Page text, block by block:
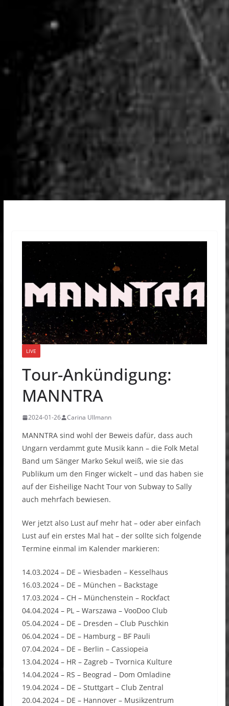
LIVE
Tour-Ankündigung:
MANNTRA
2024-01-26 Carina Ullmann
MANNTRA sind wohl der Beweis dafür, dass auch
Ungarn verdammt gute Musik kann – die Folk Metal
Band um Sänger Marko Sekul weiß, wie sie das
Publikum um den Finger wickelt – und das haben sie
auf der Eisheilige Nacht Tour von Subway to Sally
auch mehrfach bewiesen.
Wer jetzt also Lust auf mehr hat – oder aber einfach
Lust auf ein erstes Mal hat – der sollte sich folgende
Termine einmal im Kalender markieren:
14.03.2024 – DE – Wiesbaden – Kesselhaus
16.03.2024 – DE – München – Backstage
17.03.2024 – CH – Münchenstein – Rockfact
04.04.2024 – PL – Warszawa – VooDoo Club
05.04.2024 – DE – Dresden – Club Puschkin
06.04.2024 – DE – Hamburg – BF Pauli
07.04.2024 – DE – Berlin – Cassiopeia
13.04.2024 – HR – Zagreb – Tvornica Kulture
14.04.2024 – RS – Beograd – Dom Omladine
19.04.2024 – DE – Stuttgart – Club Zentral
20.04.2024 – DE – Hannover – Musikzentrum